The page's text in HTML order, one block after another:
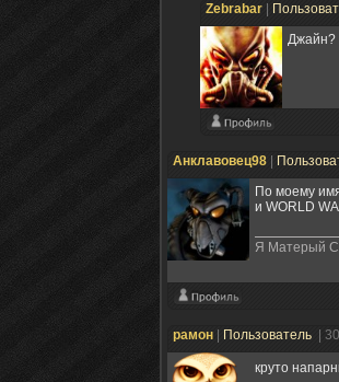
Zebrabar
Джайн?
Анклавовец98
По моему
и WORLD
Я Матерый
рамон Пользователь |
круто